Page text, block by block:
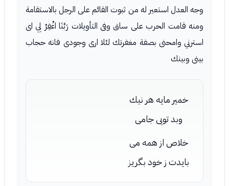
وجه العدل استعير له من ثبوت القائم على الرجل بالاستقامة
ومنه قامت الحرب على ساق وفى التأويلات رَبَّنَا اغْفِرْ لِي اى
استرني وامحنى بصفة مغفرتك لئلا ارى وجودى فانه حجاب
بينى وبينك
خمير مايه هر نيك
وبد تويى جامى
خلاص از همه مى
بايدت ز خود بگريز